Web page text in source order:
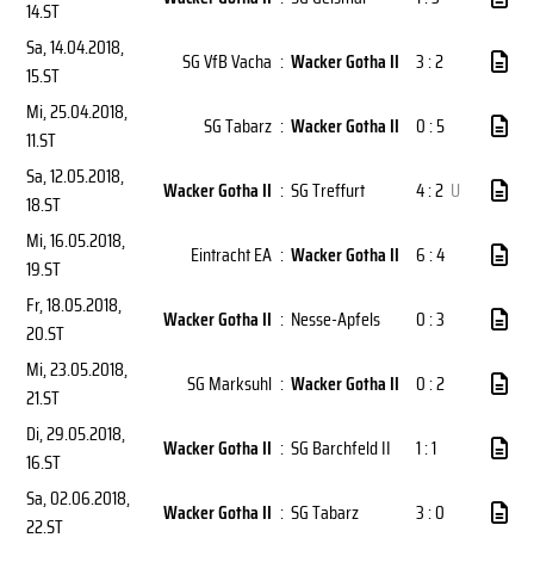
14.ST
Sa, 14.04.2018,
15.ST
SG VfB Vacha : Wacker Gotha II 3 : 2
Mi, 25.04.2018,
11.ST
SG Tabarz : Wacker Gotha II 0 : 5
Sa, 12.05.2018,
18.ST
Wacker Gotha II : SG Treffurt 4 : 2 U
Mi, 16.05.2018,
19.ST
Eintracht EA : Wacker Gotha II 6 : 4
Fr, 18.05.2018,
20.ST
Wacker Gotha II : Nesse-Apfels
0 : 3
Mi, 23.05.2018,
21.ST
SG Marksuhl : Wacker Gotha II 0 : 2
Di, 29.05.2018,
16.ST
Wacker Gotha II : SG Barchfeld II
1 : 1
Sa, 02.06.2018,
22.ST
Wacker Gotha II : SG Tabarz 3 : 0